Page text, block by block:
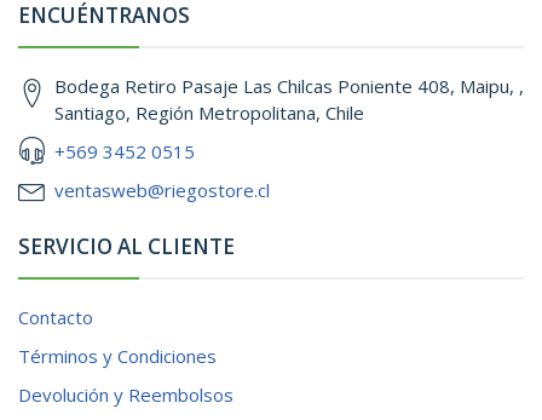
ENCUÉNTRANOS
Bodega Retiro Pasaje Las Chilcas Poniente 408, Maipu, ,
Santiago, Región Metropolitana, Chile
+569 3452 0515
ventasweb@riegostore.cl
SERVICIO AL CLIENTE
Contacto
Términos y Condiciones
Devolución y Reembolsos